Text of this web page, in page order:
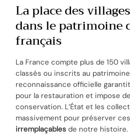
La place des
dans le patrimoine
français
La France compte plus de 150
classés ou inscrits au
reconnaissance officielle
pour la restauration et impose
conservation. L’État et les
massivement pour préserver
irremplaçables de notre histoire.